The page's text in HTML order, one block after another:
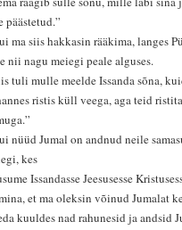
päästetud.”
ma siis hakkasin rääkima, langes
nii nagu meiegi peale alguses.
tuli mulle meelde Issanda sõna,
ristis küll veega, aga teid
nüüd Jumal on andnud neile
kes
Issandasse Jeesusesse
et ma oleksin võinud Jumalat
kuuldes nad rahunesid ja andsid